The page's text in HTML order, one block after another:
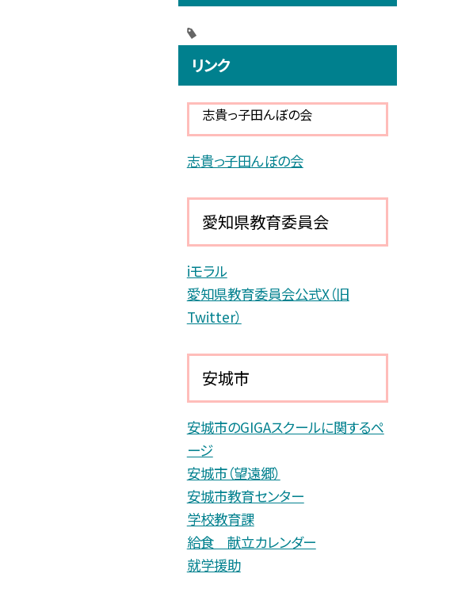
リンク
志貴っ子田んぼの会
志貴っ子田んぼの会
愛知県教育委員会
iモラル
愛知県教育委員会公式X（旧
Twitter）
安城市
安城市のGIGAスクールに関するペ
ージ
安城市（望遠郷）
安城市教育センター
学校教育課
給食 献立カレンダー
就学援助